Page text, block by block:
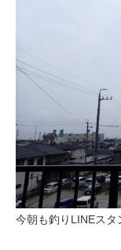
今朝も釣りLINEスタ